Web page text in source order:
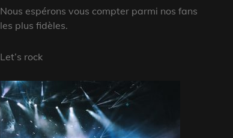
Nous espérons vous compter parmi nos fans
les plus fidèles.
Let’s rock